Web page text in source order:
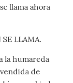
llama ahora
SE LLAMA.
la humareda
de